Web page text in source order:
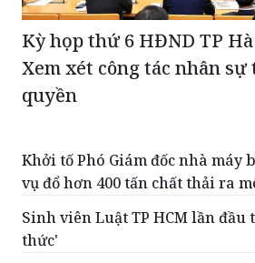
Kỳ họp thứ 6 HĐND TP
Xem xét công tác nhân
quyền
Khởi tố Phó Giám đốc nhà máy
vụ đổ hơn 400 tấn chất thải ra
Sinh viên Luật TP HCM lần
thức'